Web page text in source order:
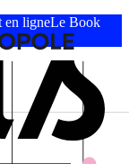
en ligneLe Book